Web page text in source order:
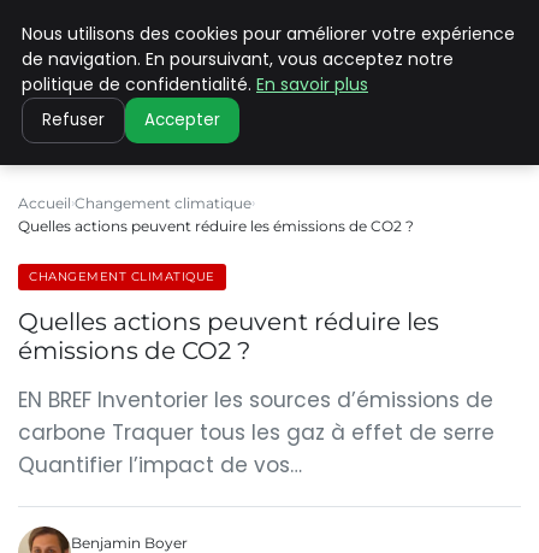
CLIMATE C ADVANCED
Accueil Changement climatique
Quelles actions peuvent réduire les émissions de CO2 ?
CHANGEMENT CLIMATIQUE
Quelles actions peuvent réduire les
émissions de CO2 ?
EN BREF Inventorier les sources d’émissions de
carbone Traquer tous les gaz à effet de serre
Quantifier l’impact de vos…
Benjamin Boyer
Nous utilisons des cookies pour améliorer votre expérience
de navigation. En poursuivant, vous acceptez notre
politique de confidentialité. En savoir plus
Refuser Accepter